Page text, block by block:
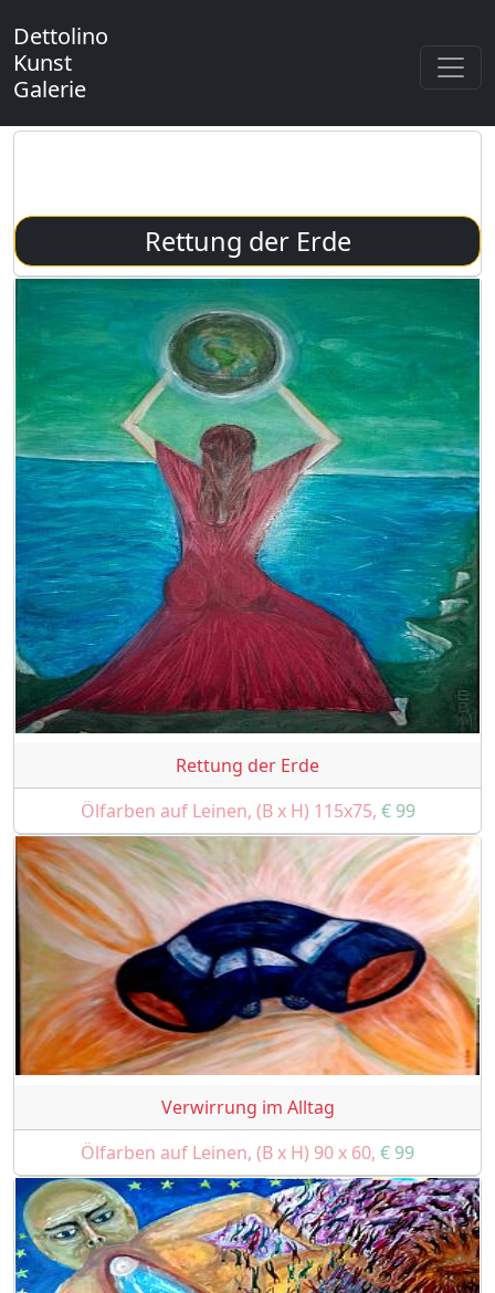
Dettolino
Kunst
Galerie
Rettung der Erde
Rettung der Erde
Ölfarben auf Leinen, (B x H) 115x75, € 99
Verwirrung im Alltag
Ölfarben auf Leinen, (B x H) 90 x 60, € 99